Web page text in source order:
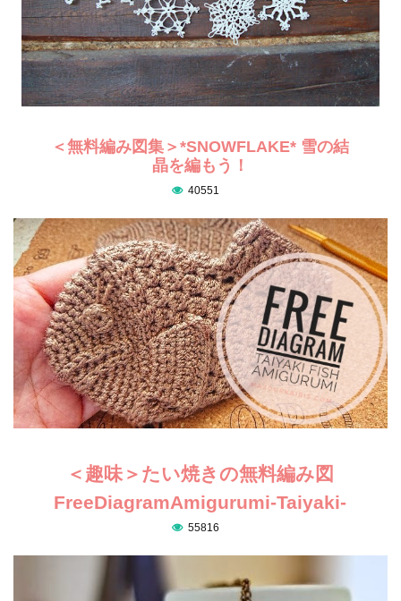
＜無料編み図集＞*SNOWFLAKE* 雪の結
晶を編もう！
40551
＜趣味＞たい焼きの無料編み図
FreeDiagramAmigurumi-Taiyaki-
55816